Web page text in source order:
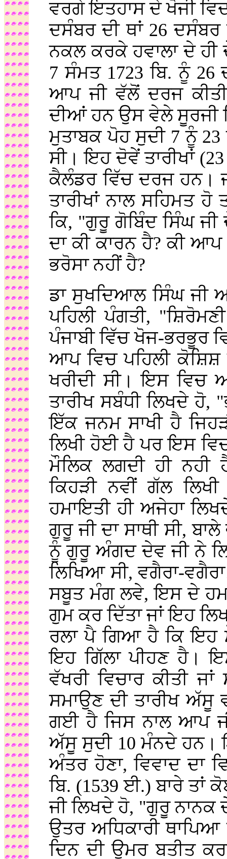
ਵਰਗੇ ਇਤਹਾਸ ਦੇ ਖੋਜੀ
ਦਸੰਬਰ ਦੀ ਥਾਂ 26
ਨਕਲ ਕਰਕੇ ਹਵਾਲਾ ਦੇ ਹੀ
7 ਸੰਮਤ 1723 ਬਿ. ਨੂੰ
ਆਪ ਜੀ ਵੱਲੋਂ ਦਰਜ
ਦੀਆਂ ਹਨ ਉਸ ਵੇਲੇ ਸੂਰਜੀ
ਮੁਤਾਬਕ ਪੋਹ ਸੁਦੀ 7 ਨੂੰ
ਸੀ। ਇਹ ਦੋਵੇਂ ਤਾਰੀਖਾਂ
ਕੈਲੰਡਰ ਵਿੱਚ ਦਰਜ ਹਨ।
ਤਾਰੀਖਾਂ ਨਾਲ ਸਹਿਮਤ
ਕਿ, "ਗੁਰੂ ਗੋਬਿੰਦ ਸਿੰਘ
ਦਾ ਕੀ ਕਾਰਨ ਹੈ? ਕੀ ਆਪ
ਭਰੋਸਾ ਨਹੀਂ ਹੈ?
ਡਾ ਸੁਖਦਿਆਲ ਸਿੰਘ ਜੀ
ਪਹਿਲੀ ਪੰਗਤੀ,
ਪੰਜਾਬੀ ਵਿੱਚ ਖੋਜ-ਭਰਭੂਰ
ਆਪ ਵਿਚ ਪਹਿਲੀ
ਖਰੀਦੀ ਸੀ। ਇਸ ਵਿਚ
ਤਾਰੀਖ ਸਬੰਧੀ ਲਿਖਦੇ ਹੋ,
ਇੱਕ ਜਨਮ ਸਾਖੀ ਹੈ
ਲਿਖੀ ਹੋਈ ਹੈ ਪਰ ਇਸ
ਮੌਲਿਕ ਲਗਦੀ ਹੀ
ਕਿਹੜੀ ਨਵੀਂ ਗੱਲ
ਹਮਾਇਤੀ ਹੀ ਅਜੇਹਾ
ਗੁਰੂ ਜੀ ਦਾ ਸਾਥੀ ਸੀ,
ਨੂੰ ਗੁਰੂ ਅੰਗਦ ਦੇਵ ਜੀ ਨੇ
ਲਿਖਿਆ ਸੀ, ਵਗੈਰਾ-
ਸਬੂਤ ਮੰਗ ਲਵੇ, ਇਸ ਦੇ
ਗੁਮ ਕਰ ਦਿੱਤਾ ਜਾਂ ਇਹ
ਰਲਾ ਪੈ ਗਿਆ ਹੈ ਕਿ ਇਹ
ਇਹ ਗਿੱਲਾ ਪੀਹਣ ਹੈ।
ਵੱਖਰੀ ਵਿਚਾਰ ਕੀਤੀ
ਸਮਾਉਣ ਦੀ ਤਾਰੀਖ ਅੱਸੂ
ਗਈ ਹੈ ਜਿਸ ਨਾਲ ਆਪ
ਅੱਸੂ ਸੁਦੀ 10 ਮੰਨਦੇ ਹਨ।
ਅੰਤਰ ਹੋਣਾ, ਵਿਵਾਦ ਦਾ
ਬਿ. (1539 ਈ.) ਬਾਰੇ
ਜੀ ਲਿਖਦੇ ਹੋ, "ਗੁਰੂ
ਉਤਰ ਅਧਿਕਾਰੀ
ਦਿਨ ਦੀ ਉਮਰ ਬਤੀਤ